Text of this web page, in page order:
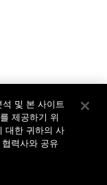
가지 상표에 대한
호: 120-87-72963.
로74길 4, 1층 (삼성
및 본 사이트
제공하기 위
대한 귀하의 사
력사와 공유